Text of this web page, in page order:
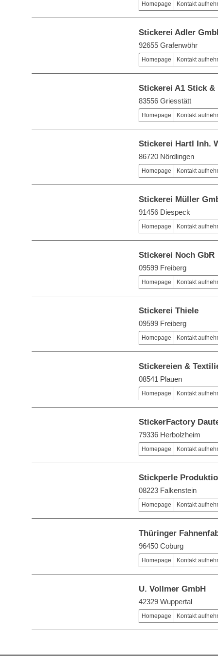
Homepage Kontakt
Stickerei Adler
92655 Grafenwöhr
Homepage Kontakt
Stickerei A1 Stick
83556 Griesstätt
Homepage Kontakt
Stickerei Hartl Inh.
86720 Nördlingen
Homepage Kontakt
Stickerei Müller
91456 Diespeck
Homepage Kontakt
Stickerei Noch GbR
09599 Freiberg
Homepage Kontakt
Stickerei Thiele
09599 Freiberg
Homepage Kontakt
Stickereien &
08541 Plauen
Homepage Kontakt
StickerFactory
79336 Herbolzheim
Homepage Kontakt
Stickperle
08223 Falkenstein
Homepage Kontakt
Thüringer
96450 Coburg
Homepage Kontakt
U. Vollmer GmbH
42329 Wuppertal
Homepage Kontakt